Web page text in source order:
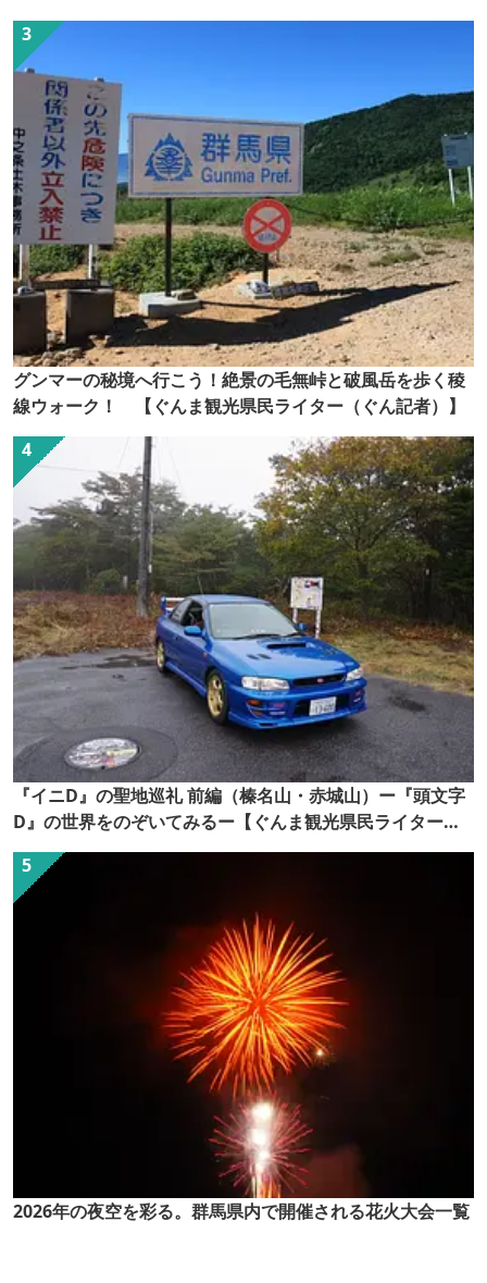
グンマーの秘境へ行こう！絶景の毛無峠と破風岳を歩く稜
線ウォーク！ 【ぐんま観光県民ライター（ぐん記者）】
『イニD』の聖地巡礼 前編（榛名山・赤城山）ー『頭文字
D』の世界をのぞいてみるー【ぐんま観光県民ライター
（ぐん記者）】
2026年の夜空を彩る。群馬県内で開催される花火大会一覧